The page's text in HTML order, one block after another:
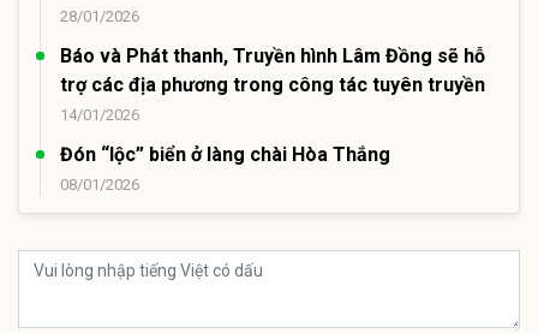
28/01/2026
Báo và Phát thanh, Truyền hình Lâm Đồng sẽ hỗ
trợ các địa phương trong công tác tuyên truyền
14/01/2026
Đón “lộc” biển ở làng chài Hòa Thắng
08/01/2026